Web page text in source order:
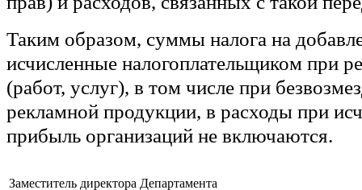
Таким образом, суммы налога на
исчисленные налогоплательщиком при
(работ, услуг), в том числе при
рекламной продукции, в расходы при
прибыль организаций не включаются.
Заместитель директора Департамента